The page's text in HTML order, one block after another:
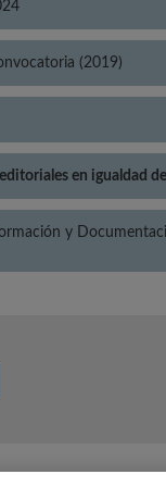
(2019)
en igualdad
y